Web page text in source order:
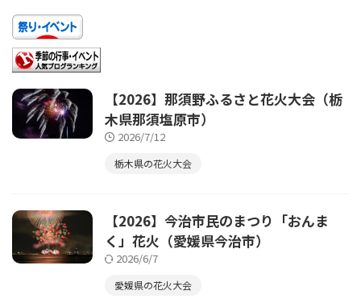
【2026】那須野ふるさと花火大会（栃
木県那須塩原市）
2026/7/12
栃木県の花火大会
【2026】今治市民のまつり「おんま
く」花火（愛媛県今治市）
2026/6/7
愛媛県の花火大会